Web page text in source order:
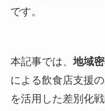
です。
本記事では、地域
による飲食店支援
を活用した差別化